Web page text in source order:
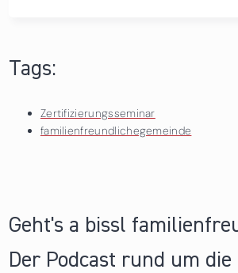
Tags:
Zertifizierungsseminar
familienfreundlichegemeinde
Geht's a bissl
Der Podcast rund um die